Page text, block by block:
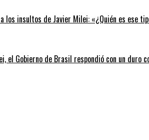
los insultos de Javier Milei: «¿Quién es ese
el Gobierno de Brasil respondió con un duro